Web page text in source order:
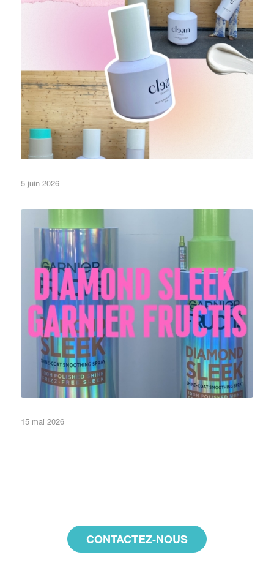
factices cosmétiques des grands, des gros
•Objets•
5 juin 2026
Les reflets au soleil…
•Objets•
15 mai 2026
CONTACTEZ-NOUS